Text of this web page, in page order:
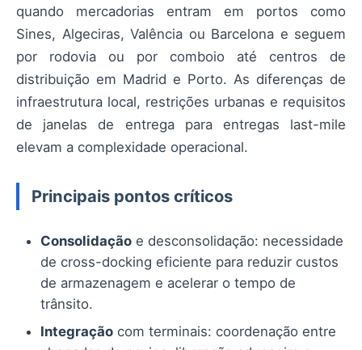
quando mercadorias entram em portos como
Sines, Algeciras, Valência ou Barcelona e seguem
por rodovia ou por comboio até centros de
distribuição em Madrid e Porto. As diferenças de
infraestrutura local, restrições urbanas e requisitos
de janelas de entrega para entregas last-mile
elevam a complexidade operacional.
Principais pontos críticos
Consolidação e desconsolidação: necessidade
de cross-docking eficiente para reduzir custos
de armazenagem e acelerar o tempo de
trânsito.
Integração com terminais: coordenação entre